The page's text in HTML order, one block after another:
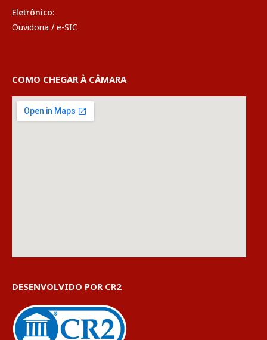
Eletrônico:
Ouvidoria / e-SIC
COMO CHEGAR À CÂMARA
DESENVOLVIDO POR CR2